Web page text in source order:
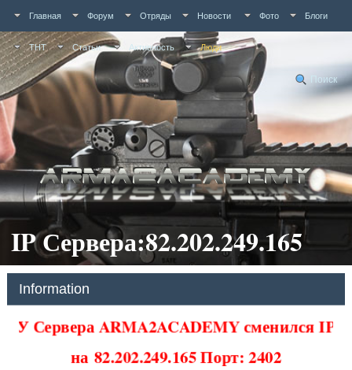
Главная Форум Отряды Новости Фото Блоги
ТНТ Статьи Активность Люди
Поиск
IP Сервера:82.202.249.165
Information
У Сервера ARMA2ACADEMY сменился IP
на 82.202.249.165 Порт: 2402